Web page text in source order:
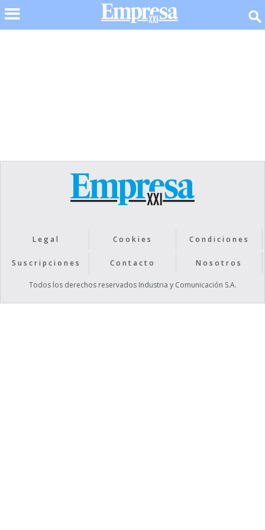
Legal Cookies Condiciones
Suscripciones Contacto Nosotros
Todos los derechos reservados Industria y Comunicación S.A.